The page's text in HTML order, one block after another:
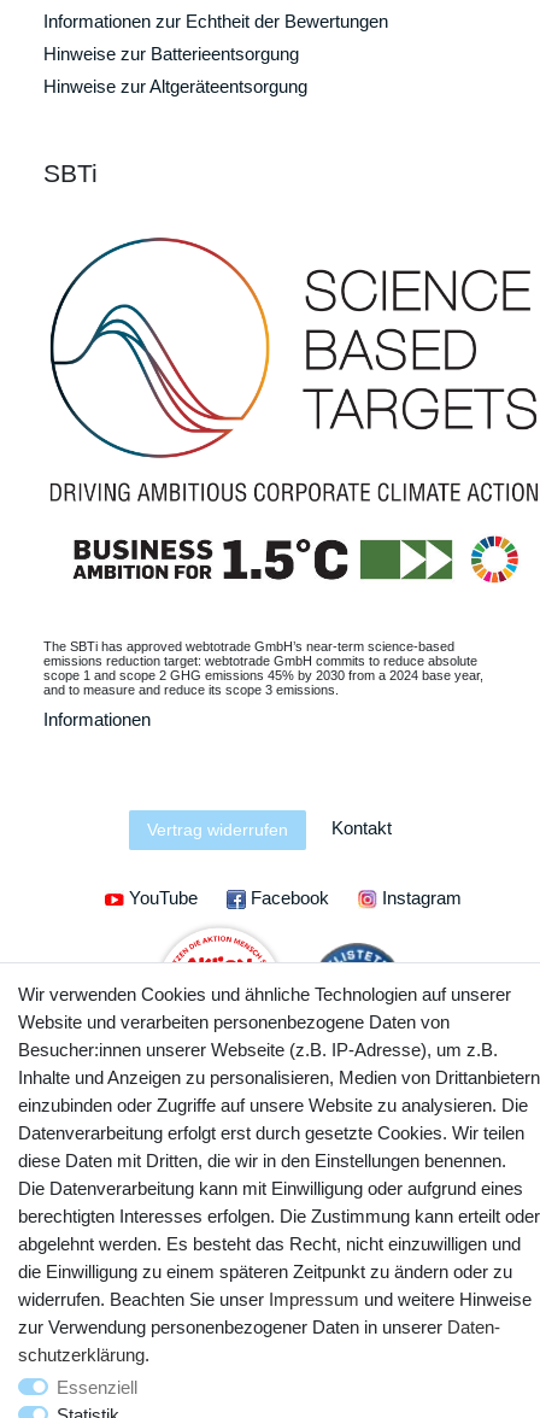
Informationen zur Echtheit der Bewertungen
Hinweise zur Batterieentsorgung
Hinweise zur Altgeräteentsorgung
SBTi
The SBTi has approved webtotrade GmbH’s near-term science-based
emissions reduction target: webtotrade GmbH commits to reduce absolute
scope 1 and scope 2 GHG emissions 45% by 2030 from a 2024 base year,
and to measure and reduce its scope 3 emissions.
Informationen
Vertrag widerrufen Kontakt
YouTube Facebook Instagram
© Copyright 2025 webtotrade GmbH. Alle Rechte vorbehalten.
Wir verwenden Cookies und ähnliche Technologien auf unserer
Website und verarbeiten personenbezogene Daten von
Besucher:innen unserer Webseite (z.B. IP-Adresse), um z.B.
Inhalte und Anzeigen zu personalisieren, Medien von Drittanbietern
einzubinden oder Zugriffe auf unsere Website zu analysieren. Die
Datenverarbeitung erfolgt erst durch gesetzte Cookies. Wir teilen
diese Daten mit Dritten, die wir in den Einstellungen benennen.
Die Datenverarbeitung kann mit Einwilligung oder aufgrund eines
berechtigten Interesses erfolgen. Die Zustimmung kann erteilt oder
abgelehnt werden. Es besteht das Recht, nicht einzuwilligen und
die Einwilligung zu einem späteren Zeitpunkt zu ändern oder zu
widerrufen. Beachten Sie unser Impressum und weitere Hinweise
zur Verwendung personenbezogener Daten in unserer Daten­
schutz­erklärung.
Essenziell